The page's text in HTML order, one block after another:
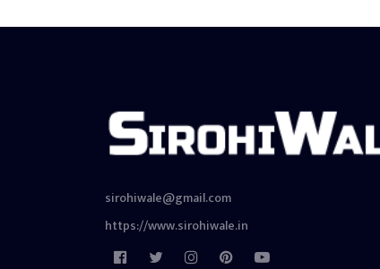
sirohiwale@gmail.com
https://www.sirohiwale.in